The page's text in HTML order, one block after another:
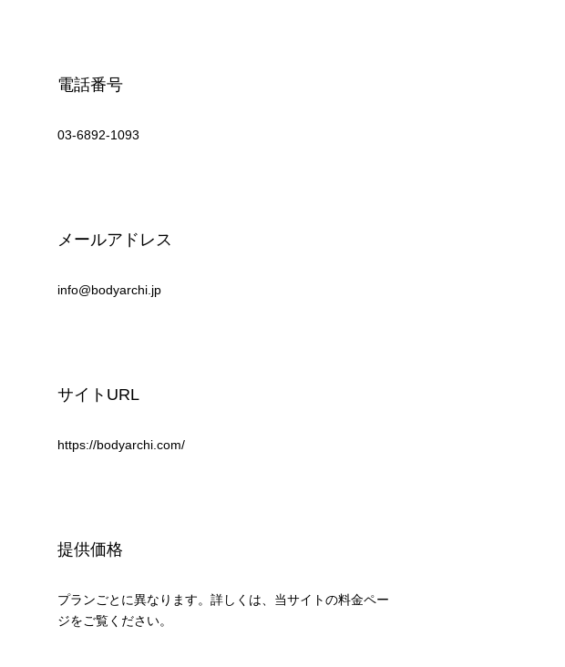
電話番号
03-6892-1093
メールアドレス
info@bodyarchi.jp
サイトURL
https://bodyarchi.com/
提供価格
プランごとに異なります。詳しくは、当サイトの料金ペー
ジをご覧ください。